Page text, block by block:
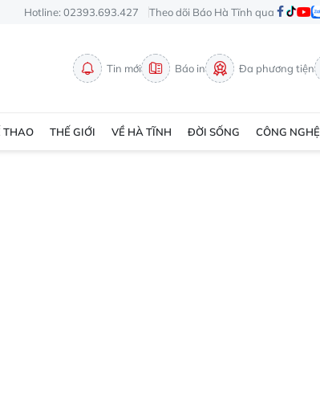
Hotline: 02393.693.427 Theo dõi Báo Hà Tĩnh qua
Tin mới Báo in Đa phương tiện
THAO THẾ GIỚI VỀ HÀ TĨNH ĐỜI SỐNG CÔNG NGHỆ